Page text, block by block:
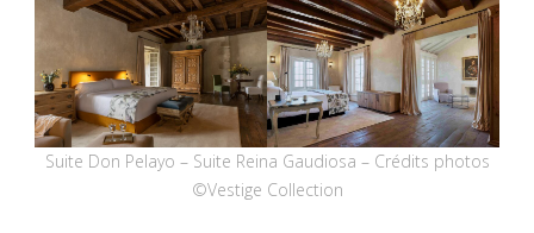
Suite Don Pelayo – Suite Reina Gaudiosa – Crédits photos
©Vestige Collection